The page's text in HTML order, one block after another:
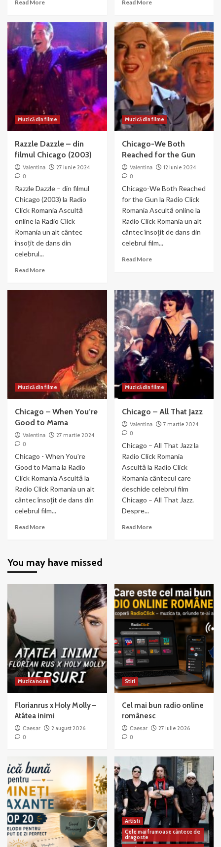
Read More
Liza
Minnelli
si
Joel
Gray
Read More
Nowadays
–
muzica
si
dans
din
Chicago
Muzică din filme
Razzle Dazzle – din
filmul Chicago (2003)
Valentina
27 iunie 2024
0
Razzle Dazzle – din filmul
Chicago (2003) la Radio
Click Romania Ascultă
online la Radio Click
Romania un alt cântec
însoțit de dans din
celebrul...
Read MoreRead
Muzică din filme
Chicago-We Both
Reached for the Gun
Valentina
12 iunie 2024
0
Chicago-We Both Reached
for the Gun la Radio Click
Romania Ascultă online la
Radio Click Romania un alt
cântec însoțit de dans din
celebrul film...
Read MoreRead
We
Both
Reached
for
the
Gun
Muzică din filme
Chicago – When You’re
Good to Mama
Valentina
27 martie 2024
0
Chicago - When You're
Good to Mama la Radio
Click Romania Ascultă la
Radio Click Romania un alt
cântec însoțit de dans din
celebrul film...
Read MoreRead
–
Muzică din filme
Chicago – All That Jazz
Valentina
7 martie 2024
0
Chicago – All That Jazz la
Radio Click Romania
Ascultă la Radio Click
Romania cântecul care
deschide celebrul film
Chicago – All That Jazz.
Despre...
Read MoreRead
Jazz
You may have missed
Muzica noua
Florianrus x Holy Molly –
Atâtea inimi
Caesar
2 august 2026
0
Stiri
Cel mai bun radio online
românesc
Caesar
27 iulie 2026
0
Artisti
Cele mai frumoase cântece de
dragoste